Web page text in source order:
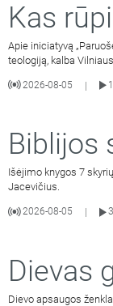
Kas
Apie iniciatyvą
teologiją, kalba
2026-08-05 |
Biblijos
Išėjimo knygos 7
Jacevičius.
2026-08-05
Dievas
Dievo apsaugos